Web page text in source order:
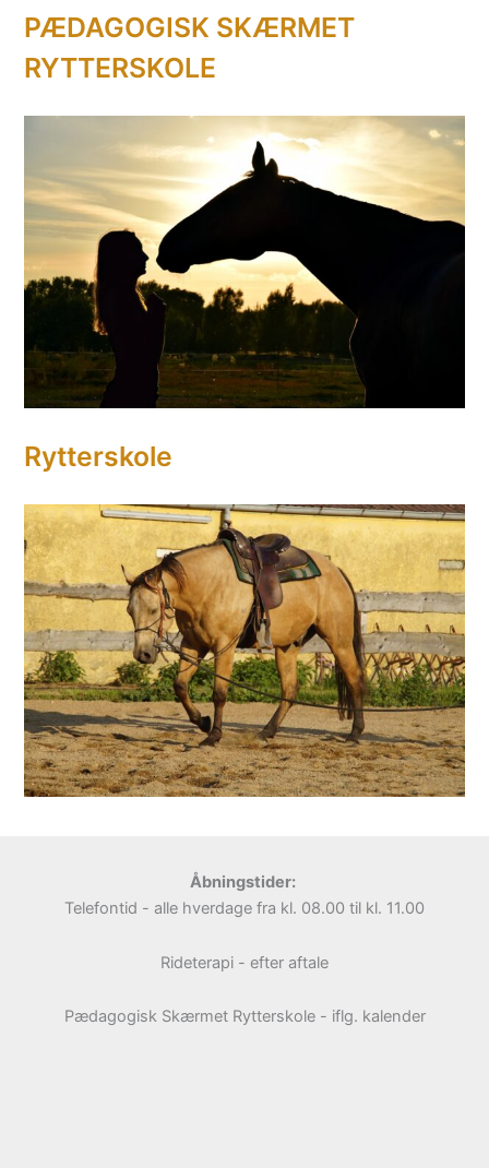
PÆDAGOGISK SKÆRMET
RYTTERSKOLE
Rytterskole
Åbningstider:
Telefontid - alle hverdage fra kl. 08.00 til kl. 11.00
Rideterapi - efter aftale
Pædagogisk Skærmet Rytterskole - iflg. kalender